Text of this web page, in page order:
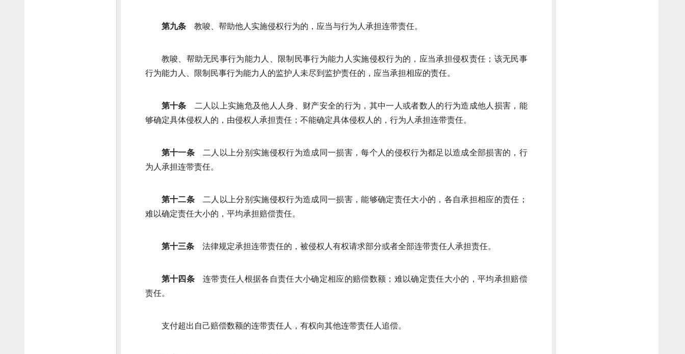
第九条 教唆、帮助他人实施侵权行为的，应当与行为人承担连带责任。
教唆、帮助无民事行为能力人、限制民事行为能力人实施侵权行为的，应当承担侵权责任；该无民事
行为能力人、限制民事行为能力人的监护人未尽到监护责任的，应当承担相应的责任。
第十条
二人以上实施危及他人人身、财产安全的行为，其中一人或者数人的行为造成他人损害，能
够确定具体侵权人的，由侵权人承担责任；不能确定具体侵权人的，行为人承担连带责任。
第十一条
二人以上分别实施侵权行为造成同一损害，每个人的侵权行为都足以造成全部损害的，行
为人承担连带责任。
第十二条
二人以上分别实施侵权行为造成同一损害，能够确定责任大小的，各自承担相应的责任；
难以确定责任大小的，平均承担赔偿责任。
第十三条 法律规定承担连带责任的，被侵权人有权请求部分或者全部连带责任人承担责任。
第十四条连带责任人根据各自责任大小确定相应的赔偿数额；难以确定责任大小的，平均承担赔偿
责任。
支付超出自己赔偿数额的连带责任人，有权向其他连带责任人追偿。